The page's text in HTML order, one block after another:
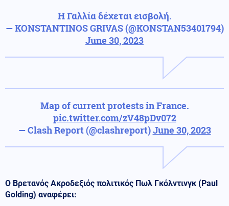
Η Γαλλία δέχεται εισβολή.
— KONSTANTINOS GRIVAS (@KONSTAN53401794)
June 30, 2023
Map of current protests in France.
pic.twitter.com/zV48pDv072
— Clash Report (@clashreport)June 30, 2023
Ο Βρετανός Ακροδεξιός πολιτικός Πωλ Γκόλντινγκ (Paul
Golding) αναφέρει: